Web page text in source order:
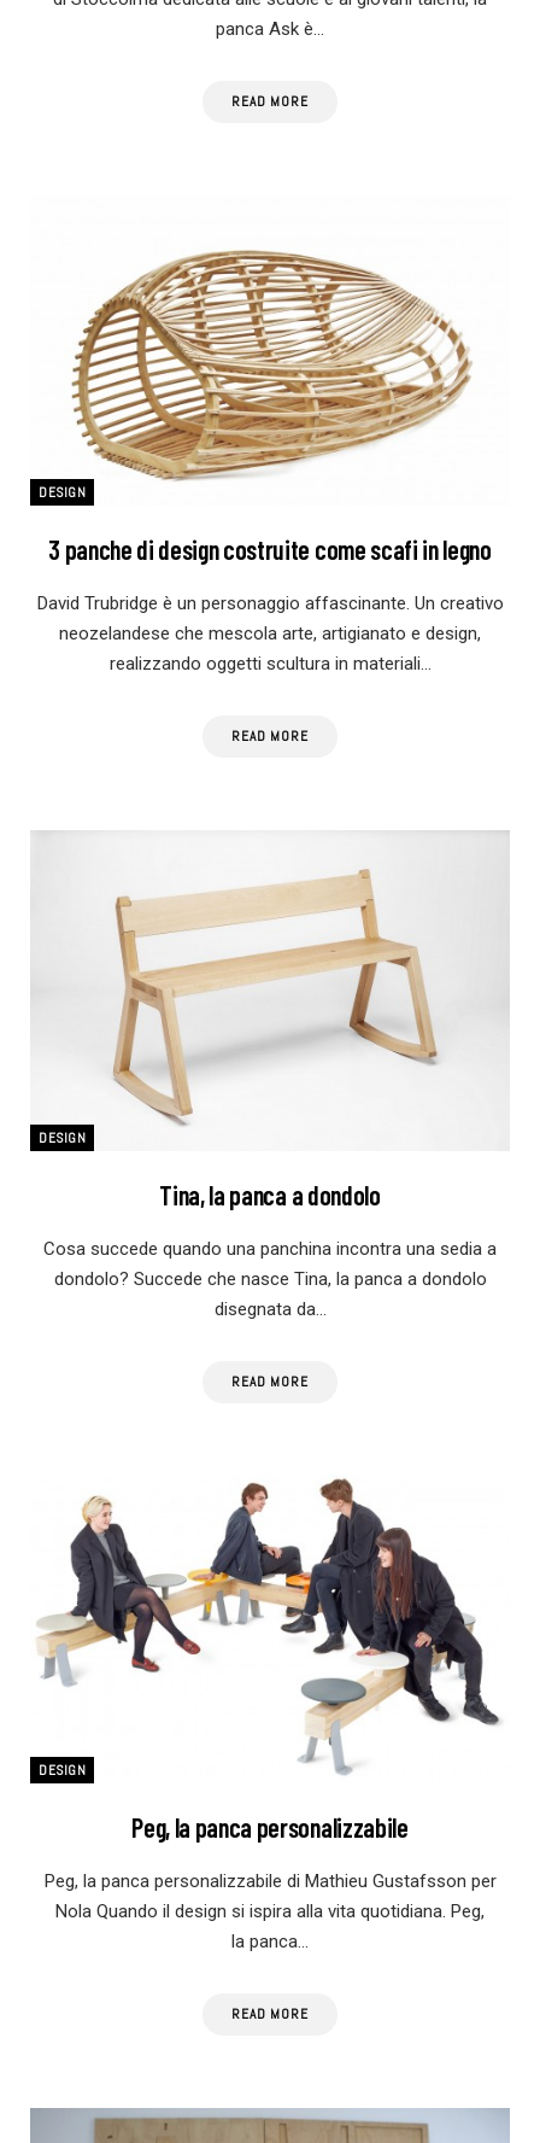
panca Ask è…
READ MORE
DESIGN
3 panche di design costruite come scafi in legno
David Trubridge è un personaggio affascinante. Un creativo
neozelandese che mescola arte, artigianato e design,
realizzando oggetti scultura in materiali…
READ MORE
DESIGN
Tina, la panca a dondolo
Cosa succede quando una panchina incontra una sedia a
dondolo? Succede che nasce Tina, la panca a dondolo
disegnata da…
READ MORE
DESIGN
Peg, la panca personalizzabile
Peg, la panca personalizzabile di Mathieu Gustafsson per
Nola Quando il design si ispira alla vita quotidiana. Peg,
la panca…
READ MORE